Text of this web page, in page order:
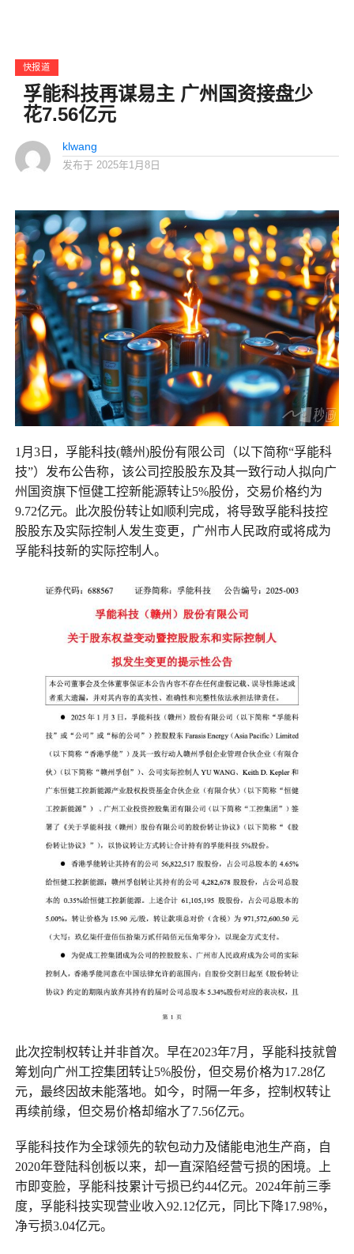
快报道
孚能科技再谋易主 广州国资接盘少
花7.56亿元
klwang
发布于 2025年1月8日
1月3日，孚能科技(赣州)股份有限公司（以下简称“孚能科
技”）发布公告称，该公司控股股东及其一致行动人拟向广
州国资旗下恒健工控新能源转让5%股份，交易价格约为
9.72亿元。此次股份转让如顺利完成，将导致孚能科技控
股股东及实际控制人发生变更，广州市人民政府或将成为
孚能科技新的实际控制人。
此次控制权转让并非首次。早在2023年7月，孚能科技就曾
筹划向广州工控集团转让5%股份，但交易价格为17.28亿
元，最终因故未能落地。如今，时隔一年多，控制权转让
再续前缘，但交易价格却缩水了7.56亿元。
孚能科技作为全球领先的软包动力及储能电池生产商，自
2020年登陆科创板以来，却一直深陷经营亏损的困境。上
市即变脸，孚能科技累计亏损已约44亿元。2024年前三季
度，孚能科技实现营业收入92.12亿元，同比下降17.98%，
净亏损3.04亿元。